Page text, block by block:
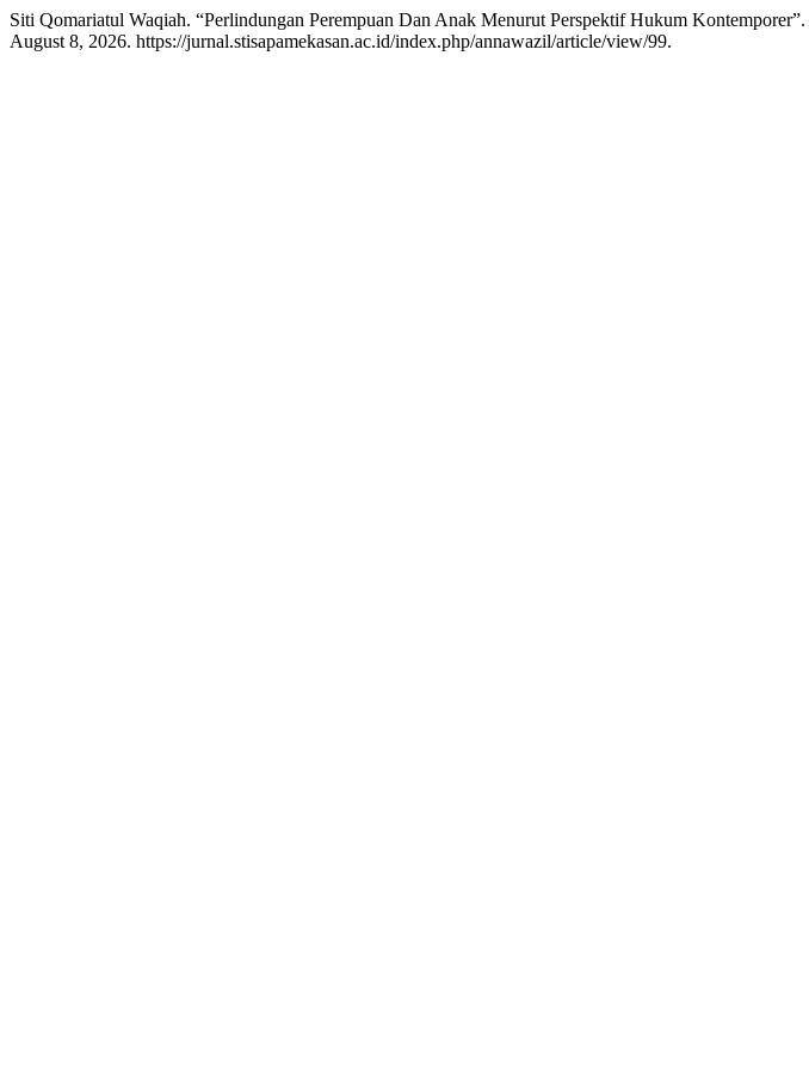
Siti Qomariatul Waqiah. “Perlindungan Perempuan Dan Anak Menurut Perspektif Hukum Kontemporer”.
August 8, 2026. https://jurnal.stisapamekasan.ac.id/index.php/annawazil/article/view/99.